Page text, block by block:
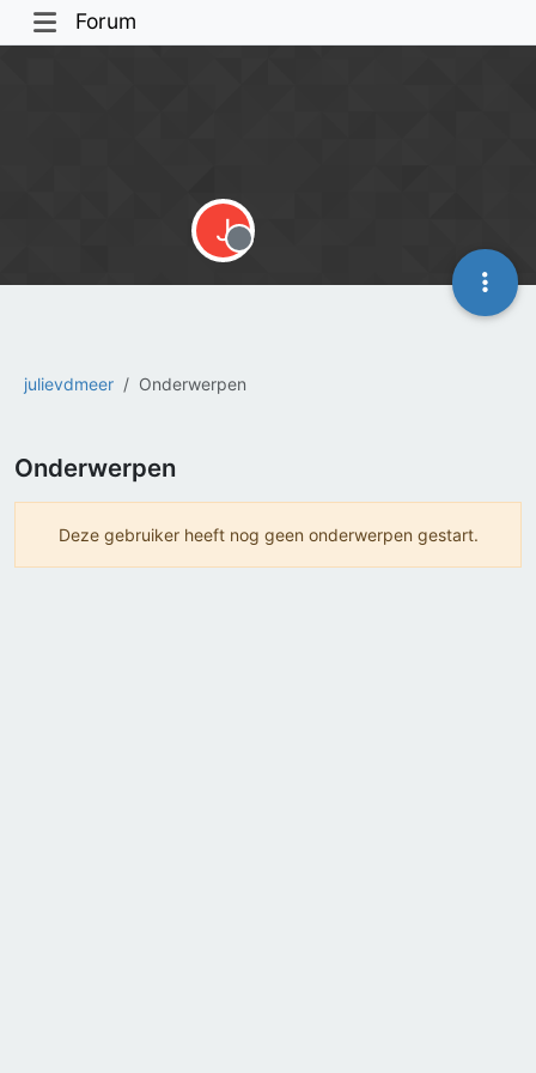
Forum
julievdmeer Onderwerpen
J
Offline
Onderwerpen
Deze gebruiker heeft nog geen onderwerpen gestart.